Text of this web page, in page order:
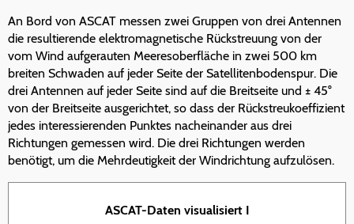
An Bord von ASCAT messen zwei Gruppen von drei Antennen
die resultierende elektromagnetische Rückstreuung von der
vom Wind aufgerauten Meeresoberfläche in zwei 500 km
breiten Schwaden auf jeder Seite der Satellitenbodenspur. Die
drei Antennen auf jeder Seite sind auf die Breitseite und ± 45°
von der Breitseite ausgerichtet, so dass der Rückstreukoeffizient
jedes interessierenden Punktes nacheinander aus drei
Richtungen gemessen wird. Die drei Richtungen werden
benötigt, um die Mehrdeutigkeit der Windrichtung aufzulösen.
ASCAT-Daten visualisiert I